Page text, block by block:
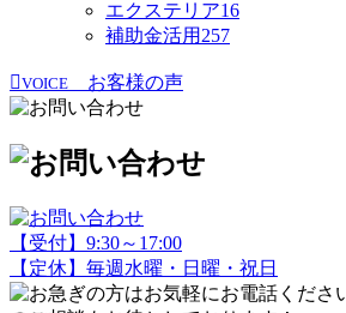
エクステリア16
補助金活用 257
VOICE お客様の声
【受付】9:30～17:00
【定休】毎週水曜・日曜・祝日